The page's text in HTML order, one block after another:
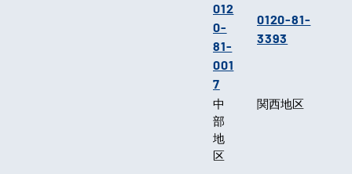
012
0-
81-
001
7
0120-81-
3393
中
部
地
区
関西地区